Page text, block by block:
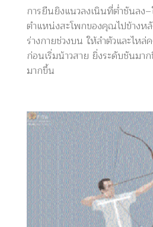
การยืนยิงแนวลงเนินที่ต่ำชันลง–
ตำแหน่งสะโพกของคุณไปข้างหลั
ร่างกายช่วงบน ให้ลำตัวและไหล่
ก่อนเริ่มน้าวสาย ยิ่งระดับชันม
มากขึ้น